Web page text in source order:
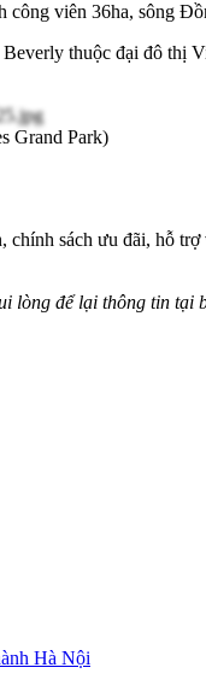
viên 36ha, sông
thuộc đại đô
Grand Park)
sách ưu đãi, hỗ
để lại thông tin
Hà Nội